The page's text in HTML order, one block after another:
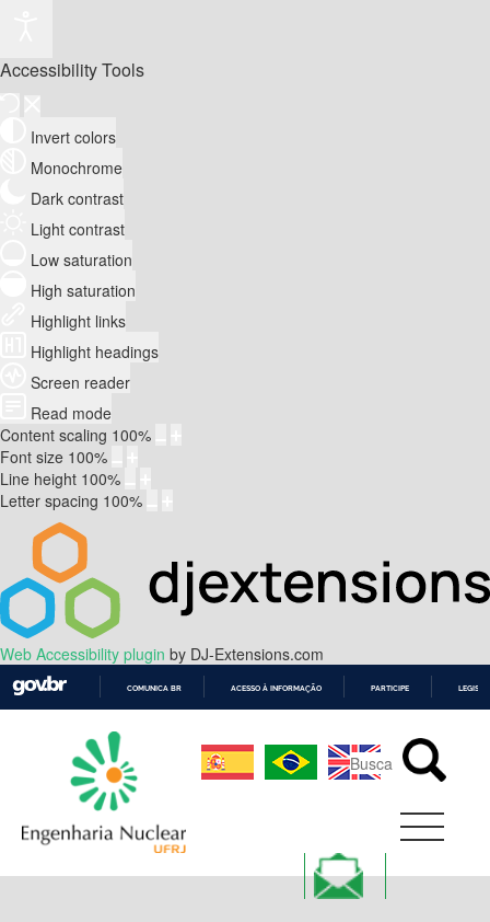
Accessibility Tools
Invert colors
Monochrome
Dark contrast
Light contrast
Low saturation
High saturation
Highlight links
Highlight headings
Screen reader
Read mode
Content scaling 100%
Font size 100%
Line height 100%
Letter spacing 100%
Web Accessibility plugin by DJ-Extensions.com
CONTEÚDO
COMUNICA BR ACESSO À INFORMAÇÃO PARTICIPE